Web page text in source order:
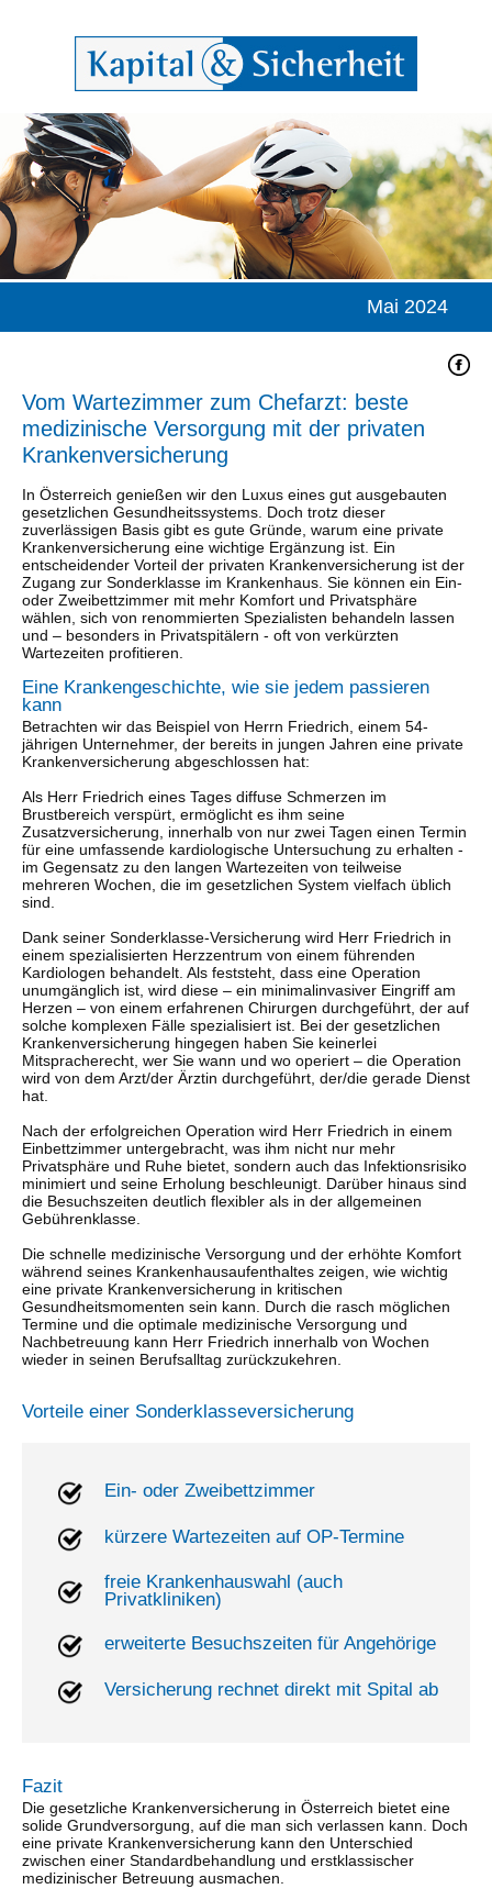
Mai 2024
Vom Wartezimmer zum Chefarzt: beste
medizinische Versorgung mit der privaten
Krankenversicherung
In Österreich genießen wir den Luxus eines gut ausgebauten
gesetzlichen Gesundheitssystems. Doch trotz dieser
zuverlässigen Basis gibt es gute Gründe, warum eine private
Krankenversicherung eine wichtige Ergänzung ist. Ein
entscheidender Vorteil der privaten Krankenversicherung ist der
Zugang zur Sonderklasse im Krankenhaus. Sie können ein Ein-
oder Zweibettzimmer mit mehr Komfort und Privatsphäre
wählen, sich von renommierten Spezialisten behandeln lassen
und – besonders in Privatspitälern - oft von verkürzten
Wartezeiten profitieren.
Eine Krankengeschichte, wie sie jedem passieren
kann
Betrachten wir das Beispiel von Herrn Friedrich, einem 54-
jährigen Unternehmer, der bereits in jungen Jahren eine private
Krankenversicherung abgeschlossen hat:
Als Herr Friedrich eines Tages diffuse Schmerzen im
Brustbereich verspürt, ermöglicht es ihm seine
Zusatzversicherung, innerhalb von nur zwei Tagen einen Termin
für eine umfassende kardiologische Untersuchung zu erhalten -
im Gegensatz zu den langen Wartezeiten von teilweise
mehreren Wochen, die im gesetzlichen System vielfach üblich
sind.
Dank seiner Sonderklasse-Versicherung wird Herr Friedrich in
einem spezialisierten Herzzentrum von einem führenden
Kardiologen behandelt. Als feststeht, dass eine Operation
unumgänglich ist, wird diese – ein minimalinvasiver Eingriff am
Herzen – von einem erfahrenen Chirurgen durchgeführt, der auf
solche komplexen Fälle spezialisiert ist. Bei der gesetzlichen
Krankenversicherung hingegen haben Sie keinerlei
Mitspracherecht, wer Sie wann und wo operiert – die Operation
wird von dem Arzt/der Ärztin durchgeführt, der/die gerade Dienst
hat.
Nach der erfolgreichen Operation wird Herr Friedrich in einem
Einbettzimmer untergebracht, was ihm nicht nur mehr
Privatsphäre und Ruhe bietet, sondern auch das Infektionsrisiko
minimiert und seine Erholung beschleunigt. Darüber hinaus sind
die Besuchszeiten deutlich flexibler als in der allgemeinen
Gebührenklasse.
Die schnelle medizinische Versorgung und der erhöhte Komfort
während seines Krankenhausaufenthaltes zeigen, wie wichtig
eine private Krankenversicherung in kritischen
Gesundheitsmomenten sein kann. Durch die rasch möglichen
Termine und die optimale medizinische Versorgung und
Nachbetreuung kann Herr Friedrich innerhalb von Wochen
wieder in seinen Berufsalltag zurückzukehren.
Vorteile einer Sonderklasseversicherung
Ein- oder Zweibettzimmer
kürzere Wartezeiten auf OP-Termine
freie Krankenhauswahl (auch
Privatkliniken)
erweiterte Besuchszeiten für Angehörige
Versicherung rechnet direkt mit Spital ab
Fazit
Die gesetzliche Krankenversicherung in Österreich bietet eine
solide Grundversorgung, auf die man sich verlassen kann. Doch
eine private Krankenversicherung kann den Unterschied
zwischen einer Standardbehandlung und erstklassischer
medizinischer Betreuung ausmachen.